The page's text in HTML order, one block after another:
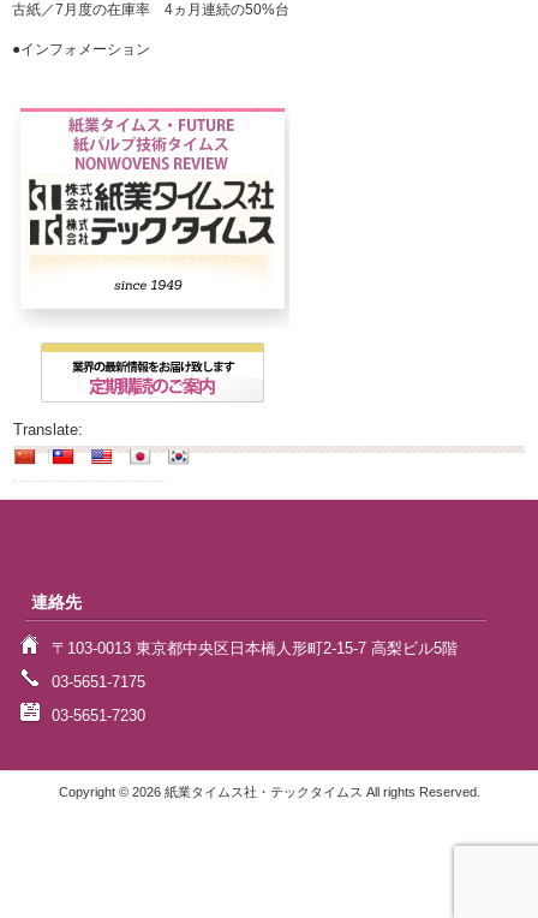
古紙／7月度の在庫率 4ヵ月連続の50%台
●インフォメーション
Translate:
連絡先
〒103-0013 東京都中央区日本橋人形町2-15-7 高梨ビル5階
03-5651-7175
03-5651-7230
Copyright © 2026 紙業タイムス社・テックタイムス All rights Reserved.